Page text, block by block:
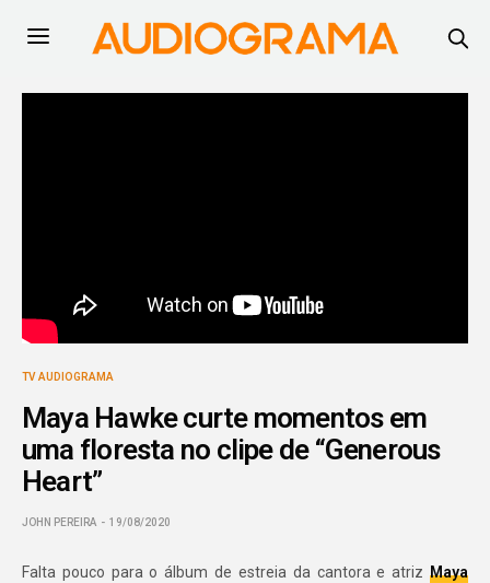
TV AUDIOGRAMA
Maya Hawke curte momentos em
uma floresta no clipe de “Generous
Heart”
JOHN PEREIRA 19/08/2020
Falta pouco para o álbum de estreia da cantora e atriz Maya